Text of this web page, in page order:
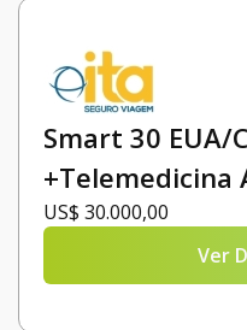
Smart 30 EUA/
+Telemedicina
US$ 30.000,00
Ver